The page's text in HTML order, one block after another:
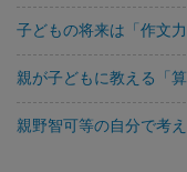
子どもの将来は「作文
親が子どもに教える「算
親野智可等の自分で考